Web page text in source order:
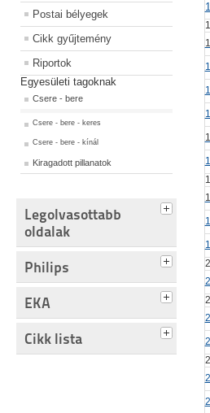
Postai bélyegek
Cikk gyűjtemény
Riportok
Egyesületi tagoknak
Csere - bere
Csere - bere - keres
Csere - bere - kínál
Kiragadott pillanatok
Legolvasottabb
oldalak
Philips
EKA
Cikk lista